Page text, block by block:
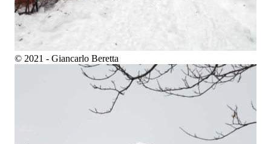
© 2021 - Giancarlo Beretta